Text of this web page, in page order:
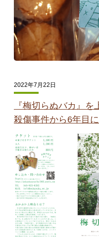
アクセス
お問い合わせ
2022年7月22日
『梅切らぬバカ』
殺傷事件から6年目